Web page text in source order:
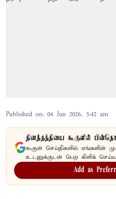
Published on: 04 Jun 2026, 5:42 am
தினத்தந்தியை கூகுளில்
கூகுள் செய்திகளில் எங்களின்
உடனுக்குடன் பெற கிளிக்
Add as